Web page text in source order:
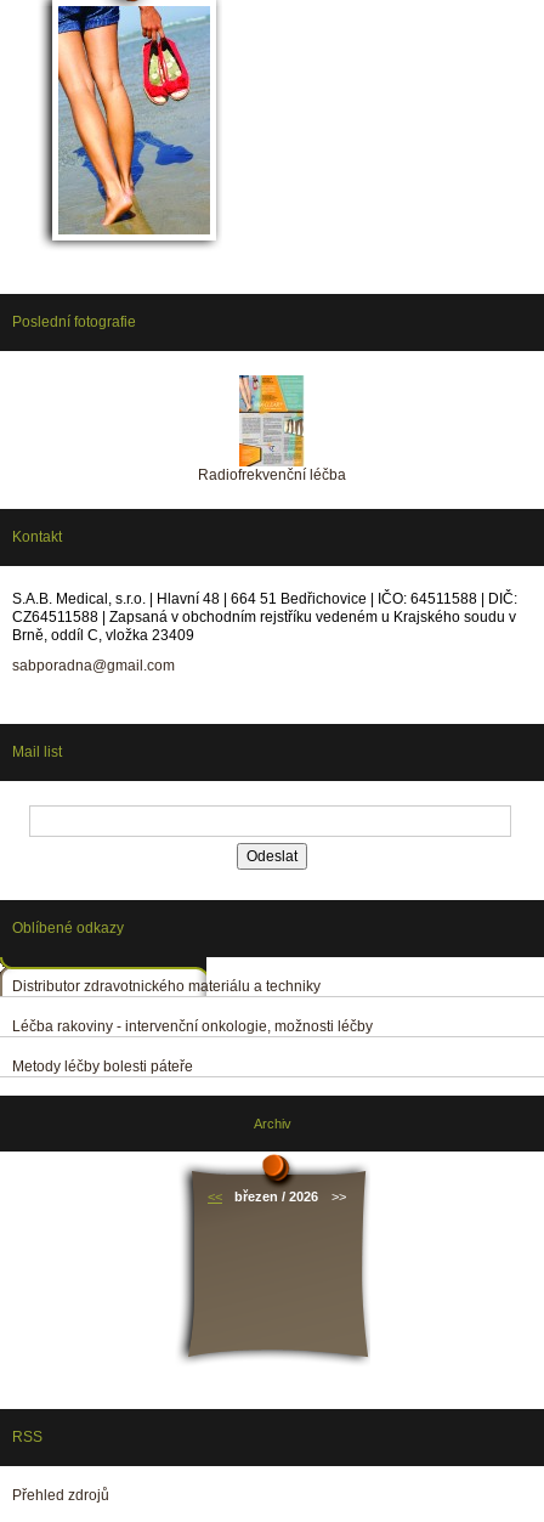
Poslední fotografie
Radiofrekvenční léčba
Kontakt
S.A.B. Medical, s.r.o. | Hlavní 48 | 664 51 Bedřichovice | IČO: 64511588 | DIČ:
CZ64511588 | Zapsaná v obchodním rejstříku vedeném u Krajského soudu v
Brně, oddíl C, vložka 23409
sabporadna@gmail.com
Mail list
Oblíbené odkazy
Distributor zdravotnického materiálu a techniky
Léčba rakoviny - intervenční onkologie, možnosti léčby
Metody léčby bolesti páteře
Archiv
<< březen / 2026 >>
RSS
Přehled zdrojů